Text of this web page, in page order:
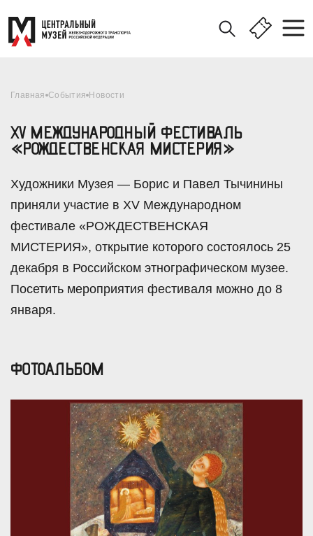
Главная События Новости
XV МЕЖДУНАРОДНЫЙ ФЕСТИВАЛЬ
«РОЖДЕСТВЕНСКАЯ МИСТЕРИЯ»
Художники Музея — Борис и Павел Тычинины
приняли участие в XV Международном
фестивале «РОЖДЕСТВЕНСКАЯ
МИСТЕРИЯ», открытие которого состоялось 25
декабря в Российском этнографическом музее.
Посетить мероприятия фестиваля можно до 8
января.
ФОТОАЛЬБОМ